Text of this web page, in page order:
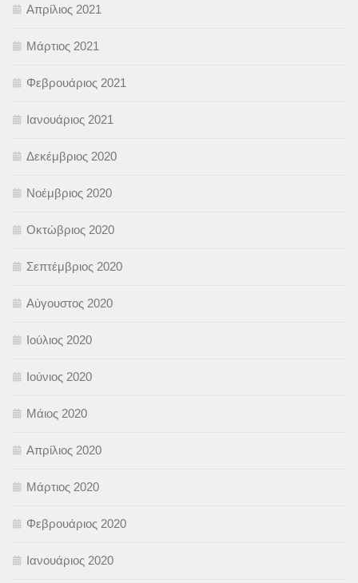
Απρίλιος 2021
Μάρτιος 2021
Φεβρουάριος 2021
Ιανουάριος 2021
Δεκέμβριος 2020
Νοέμβριος 2020
Οκτώβριος 2020
Σεπτέμβριος 2020
Αύγουστος 2020
Ιούλιος 2020
Ιούνιος 2020
Μάιος 2020
Απρίλιος 2020
Μάρτιος 2020
Φεβρουάριος 2020
Ιανουάριος 2020